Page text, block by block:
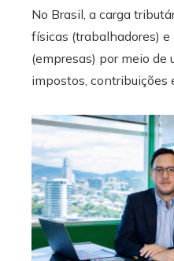
No Brasil, a carga
físicas (trabalhadores) e
(empresas) por meio de
impostos, contribuições